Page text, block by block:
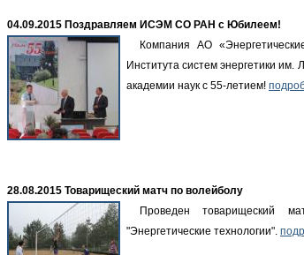
04.09.2015 Поздравляем ИСЭМ СО РАН с Юбилеем!
Компания АО
Института систем энергетики
академии наук с 55-летием!
28.08.2015 Товарищеский матч по волейболу
Проведен товарищеский
"Энергетические технологии".